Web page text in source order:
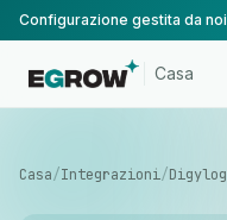
Casa
Casa/Integrazioni/Digylog